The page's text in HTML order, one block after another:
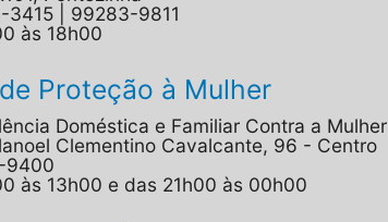
3415 | 99283-9811
às 18h00
Proteção à Mulher
Doméstica e Familiar Contra a Mulher
Clementino Cavalcante, 96 - Centro
9400
às 13h00 e das 21h00 às 00h00